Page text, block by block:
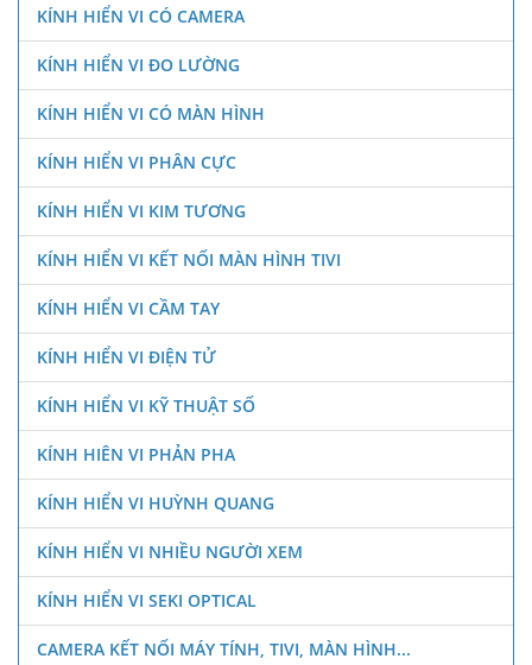
KÍNH HIỂN VI CÓ CAMERA
KÍNH HIỂN VI ĐO LƯỜNG
KÍNH HIỂN VI CÓ MÀN HÌNH
KÍNH HIỂN VI PHÂN CỰC
KÍNH HIỂN VI KIM TƯƠNG
KÍNH HIỂN VI KẾT NỐI MÀN HÌNH TIVI
KÍNH HIỂN VI CẦM TAY
KÍNH HIỂN VI ĐIỆN TỬ
KÍNH HIỂN VI KỸ THUẬT SỐ
KÍNH HIÊN VI PHẢN PHA
KÍNH HIỂN VI HUỲNH QUANG
KÍNH HIỂN VI NHIỀU NGƯỜI XEM
KÍNH HIỂN VI SEKI OPTICAL
CAMERA KẾT NỐI MÁY TÍNH, TIVI, MÀN HÌNH...